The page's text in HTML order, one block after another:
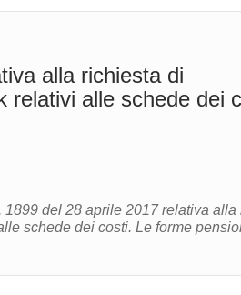
alla richiesta di
relativi alle schede dei
del 28 aprile 2017 relativa alla
L​e forme pensionistiche​,